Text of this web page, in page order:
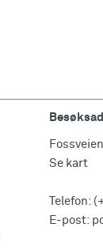
Se kart
Telefon:
E-post: